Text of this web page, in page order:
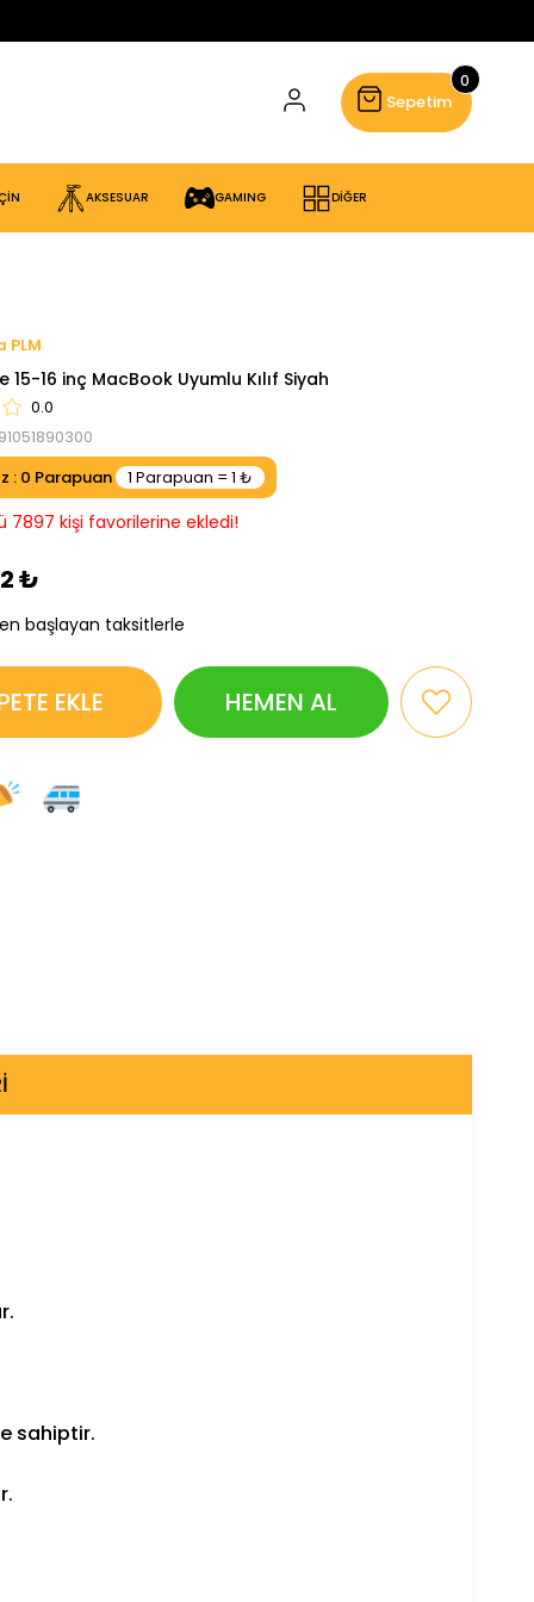
Sepetim
0
AKSESUAR GAMING DİĞER
PLM
15-16 inç MacBook Uyumlu Kılıf Siyah
0.0
: 0
7897 kişi favorilerine ekledi!
₺
başlayan taksitlerle
sahiptir.